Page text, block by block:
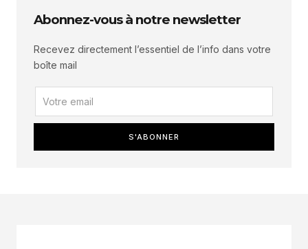
Abonnez-vous à notre newsletter
Recevez directement l’essentiel de l’info dans votre
boîte mail
S'ABONNER